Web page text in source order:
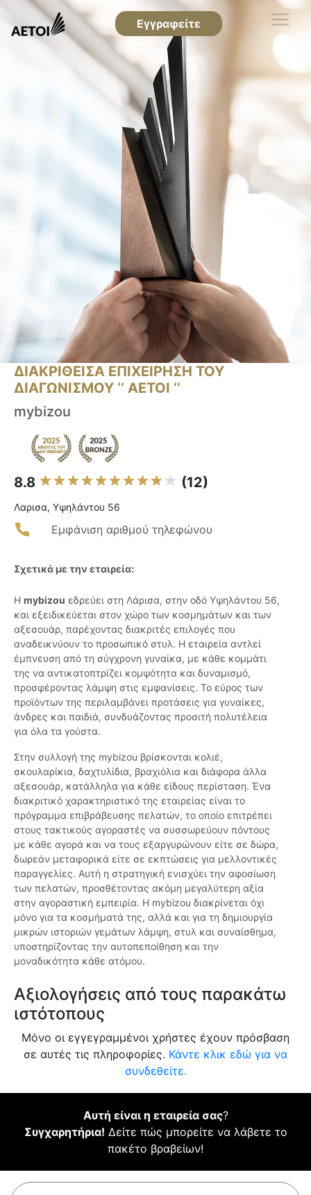
Εγγραφείτε
ΔΙΑΚΡΙΘΕΙΣΑ ΕΠΙΧΕΙΡΗΣΗ ΤΟΥ
ΔΙΑΓΩΝΙΣΜΟΥ ‘’ ΑΕΤΟΙ ‘’
mybizou
8.8 (12)
Λαρισα, Υψηλάντου 56
Εμφάνιση αριθμού τηλεφώνου
Σχετικά με την εταιρεία:
Η mybizou εδρεύει στη Λάρισα, στην οδό Υψηλάντου 56,
και εξειδικεύεται στον χώρο των κοσμημάτων και των
αξεσουάρ, παρέχοντας διακριτές επιλογές που
αναδεικνύουν το προσωπικό στυλ. Η εταιρεία αντλεί
έμπνευση από τη σύγχρονη γυναίκα, με κάθε κομμάτι
της να αντικατοπτρίζει κομψότητα και δυναμισμό,
προσφέροντας λάμψη στις εμφανίσεις. Το εύρος των
προϊόντων της περιλαμβάνει προτάσεις για γυναίκες,
άνδρες και παιδιά, συνδυάζοντας προσιτή πολυτέλεια
για όλα τα γούστα.
Στην συλλογή της mybizou βρίσκονται κολιέ,
σκουλαρίκια, δαχτυλίδια, βραχιόλια και διάφορα άλλα
αξεσουάρ, κατάλληλα για κάθε είδους περίσταση. Ένα
διακριτικό χαρακτηριστικό της εταιρείας είναι το
πρόγραμμα επιβράβευσης πελατών, το οποίο επιτρέπει
στους τακτικούς αγοραστές να συσσωρεύουν πόντους
με κάθε αγορά και να τους εξαργυρώνουν είτε σε δώρα,
δωρεάν μεταφορικά είτε σε εκπτώσεις για μελλοντικές
παραγγελίες. Αυτή η στρατηγική ενισχύει την αφοσίωση
των πελατών, προσθέτοντας ακόμη μεγαλύτερη αξία
στην αγοραστική εμπειρία. Η mybizou διακρίνεται όχι
μόνο για τα κοσμήματά της, αλλά και για τη δημιουργία
μικρών ιστοριών γεμάτων λάμψη, στυλ και συναίσθημα,
υποστηρίζοντας την αυτοπεποίθηση και την
μοναδικότητα κάθε ατόμου.
Αξιολογήσεις από τους παρακάτω
ιστότοπους
Μόνο οι εγγεγραμμένοι χρήστες έχουν πρόσβαση
σε αυτές τις πληροφορίες. Κάντε κλικ εδώ για να
συνδεθείτε.
Αυτή είναι η εταιρεία σας?
Συγχαρητήρια! Δείτε πώς μπορείτε να λάβετε το
πακέτο βραβείων!